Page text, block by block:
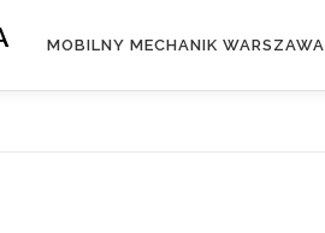
MOBILNY MECHANIK WARSZAWA